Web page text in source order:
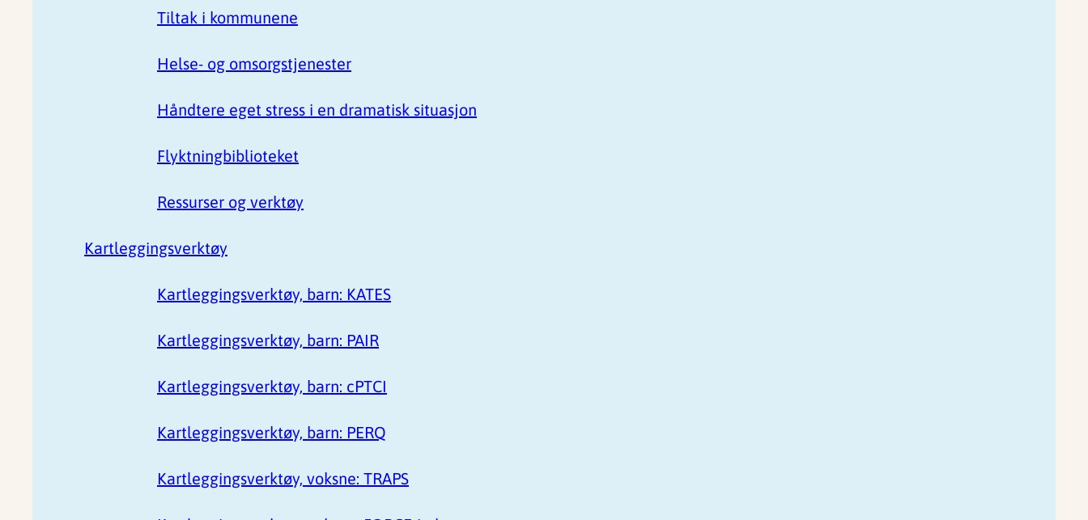
Tiltak i kommunene
Helse- og omsorgstjenester
Håndtere eget stress i en dramatisk situasjon
Flyktningbiblioteket
Ressurser og verktøy
Kartleggingsverktøy
Kartleggingsverktøy, barn: KATES
Kartleggingsverktøy, barn: PAIR
Kartleggingsverktøy, barn: cPTCI
Kartleggingsverktøy, barn: PERQ
Kartleggingsverktøy, voksne: TRAPS